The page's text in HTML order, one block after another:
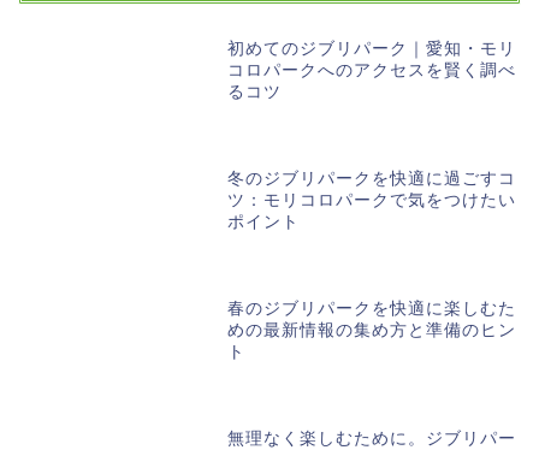
初めてのジブリパーク｜愛知・モリ
コロパークへのアクセスを賢く調べ
るコツ
冬のジブリパークを快適に過ごすコ
ツ：モリコロパークで気をつけたい
ポイント
春のジブリパークを快適に楽しむた
めの最新情報の集め方と準備のヒン
ト
無理なく楽しむために。ジブリパー